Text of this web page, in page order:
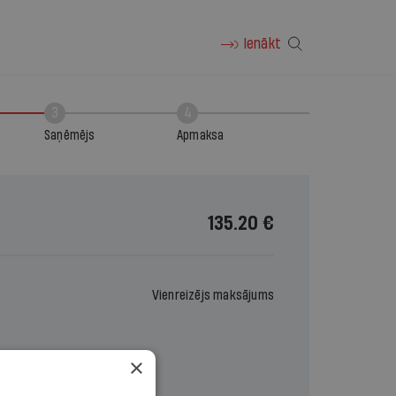
Ienākt
Saņēmējs Apmaksa
135.20 €
Vienreizējs maksājums
×